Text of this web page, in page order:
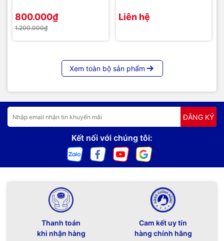
800.000₫
1.200.000₫
Liên hệ
Xem toàn bộ sản phẩm
ĐĂNG KÝ
Kết nối với chúng tôi:
Thanh toán
khi nhận hàng
Cam kết uy tín
hàng chính hãng